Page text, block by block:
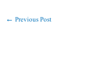
← Previous Post